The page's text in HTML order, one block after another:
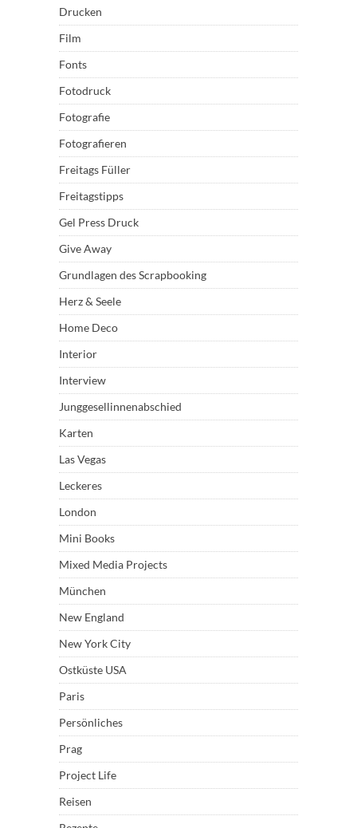
Drucken
Film
Fonts
Fotodruck
Fotografie
Fotografieren
Freitags Füller
Freitagstipps
Gel Press Druck
Give Away
Grundlagen des Scrapbooking
Herz & Seele
Home Deco
Interior
Interview
Junggesellinnenabschied
Karten
Las Vegas
Leckeres
London
Mini Books
Mixed Media Projects
München
New England
New York City
Ostküste USA
Paris
Persönliches
Prag
Project Life
Reisen